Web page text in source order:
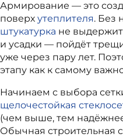
Армирование — это
поверх утеплителя. Без
штукатурка не
и усадки — пойдёт
уже через пару лет.
этапу как к самому
Начинаем с выбора
щелочестойкая
(чем выше, тем
Обычная строительная